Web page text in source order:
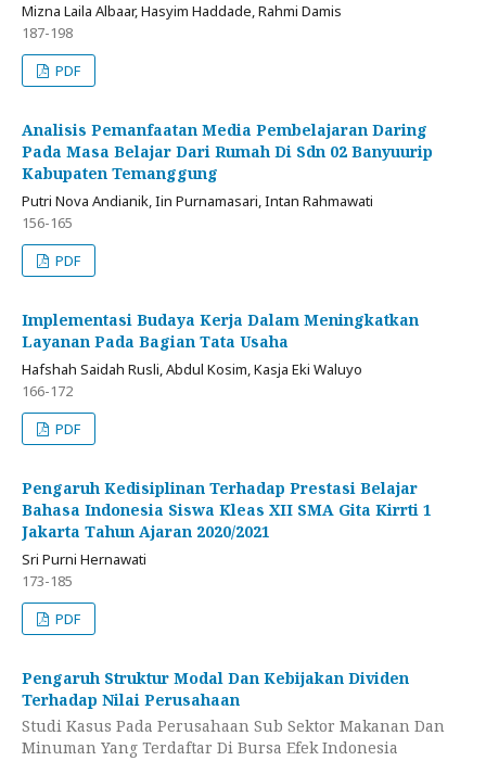
Mizna Laila Albaar, Hasyim Haddade, Rahmi Damis
187-198
PDF
Analisis Pemanfaatan Media Pembelajaran Daring
Pada Masa Belajar Dari Rumah Di Sdn 02 Banyuurip
Kabupaten Temanggung
Putri Nova Andianik, Iin Purnamasari, Intan Rahmawati
156-165
PDF
Implementasi Budaya Kerja Dalam Meningkatkan
Layanan Pada Bagian Tata Usaha
Hafshah Saidah Rusli, Abdul Kosim, Kasja Eki Waluyo
166-172
PDF
Pengaruh Kedisiplinan Terhadap Prestasi Belajar
Bahasa Indonesia Siswa Kleas XII SMA Gita Kirrti 1
Jakarta Tahun Ajaran 2020/2021
Sri Purni Hernawati
173-185
PDF
Pengaruh Struktur Modal Dan Kebijakan Dividen
Terhadap Nilai Perusahaan
Studi Kasus Pada Perusahaan Sub Sektor Makanan Dan
Minuman Yang Terdaftar Di Bursa Efek Indonesia